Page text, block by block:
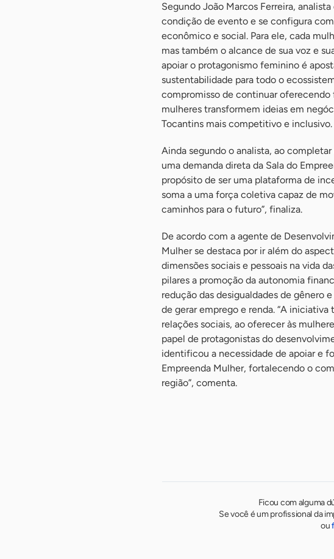
Segundo João Marcos Ferreira,
condição de evento e se configura
econômico e social. Para ele, cada
mas também o alcance de sua voz e
apoiar o protagonismo feminino é
sustentabilidade para todo o
compromisso de continuar
mulheres transformem ideias em
Tocantins mais competitivo e inclusivo.
Ainda segundo o analista, ao
uma demanda direta da Sala do
propósito de ser uma plataforma de
soma a uma força coletiva capaz de
caminhos para o futuro”, finaliza.
De acordo com a agente de
Mulher se destaca por ir além do
dimensões sociais e pessoais na vida
pilares a promoção da autonomia
redução das desigualdades de gênero
de gerar emprego e renda. “A
relações sociais, ao oferecer às
papel de protagonistas do
identificou a necessidade de apoiar e
Empreenda Mulher, fortalecendo o
região”, comenta.
Ficou com alguma
Se você é um profissional da
ou